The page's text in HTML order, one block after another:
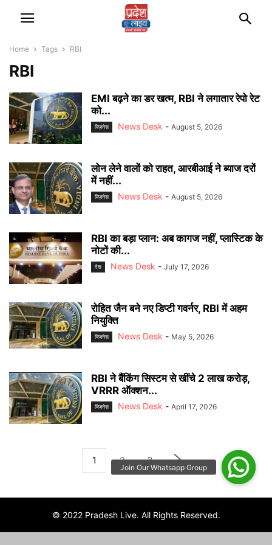
Home Tags RBI
RBI
EMI बढ़ने का डर खत्म, RBI ने लगातार रेपो रेट
को...
बिज़नेस News Desk - August 5, 2026
लोन लेने वालों को राहत, आरबीआई ने ब्याज दरों
में नहीं...
बिज़नेस News Desk - August 5, 2026
RBI का बड़ा प्लान: अब कागज नहीं, प्लास्टिक के
नोटों की...
देश News Desk - July 17, 2026
रोहित जैन बने नए डिप्टी गवर्नर, RBI में अहम
नियुक्ति
बिज़नेस News Desk - May 5, 2026
RBI ने बैंकिंग सिस्टम से खींचे 2 लाख करोड़,
VRRR ऑक्शन...
बिज़नेस News Desk - April 17, 2026
1 2 3
© 2022 Pradesh Live. All Rights Reserved.